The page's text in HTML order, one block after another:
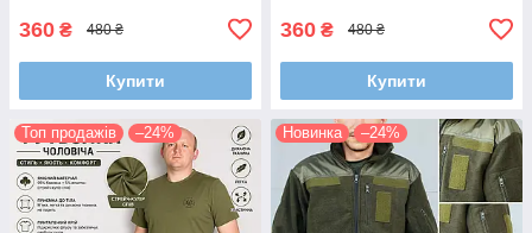
360 ₴ 480 ₴
Купити
360 ₴ 480 ₴
Купити
Топ продажів –24% Новинка –24%